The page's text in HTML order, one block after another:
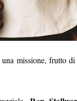
missione, frutto